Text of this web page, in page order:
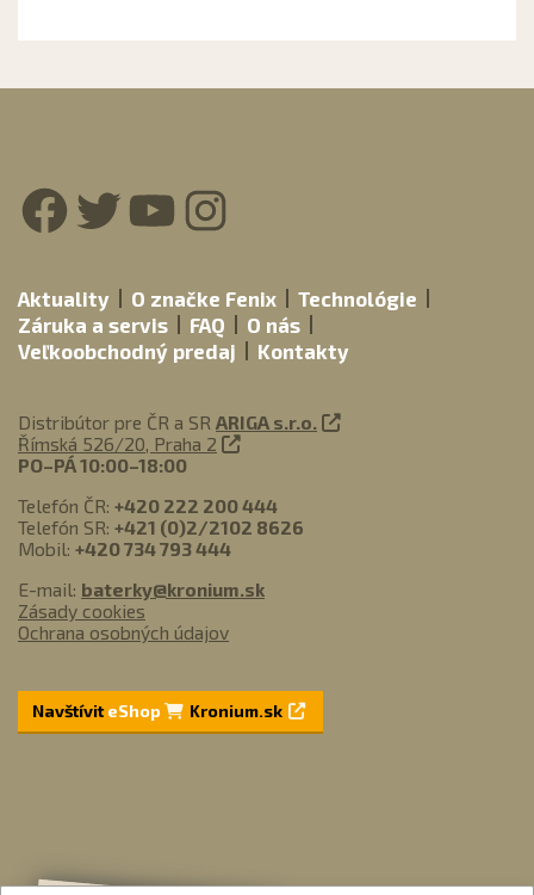
Facebook
Twitter
YouTube
Aktuality O značke Fenix
Technológie
Záruka a servis
FAQ
O nás
Veľkoobchodný predaj
Kontakty
Distribútor pre ČR a SR ARIGA s.r.o.
Římská 526/20, Praha 2
PO–PÁ 10:00–18:00
Telefón ČR: +420 222 200 444
Telefón SR: +421 (0)2/2102 8626
Mobil: +420 734 793 444
E-mail: baterky@kronium.sk
Zásady cookies
Ochrana osobných údajov
NavštíviteShop Kronium.sk